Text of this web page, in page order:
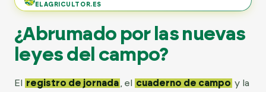
ELAGRICULTOR.ES
¿Abrumado por las nuevas
leyes del campo?
El registro de jornada , el cuaderno de campo y la